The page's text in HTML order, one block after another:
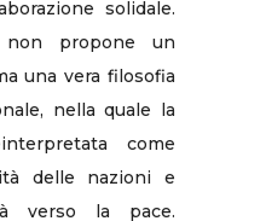
solidale.
non propone un
una vera filosofia
nella quale la
come
delle nazioni e
verso la pace.